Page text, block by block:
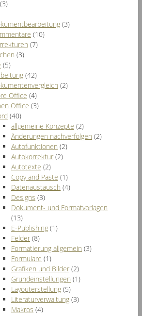
(3)
(3)
(10)
(7)
(3)
(5)
(42)
(2)
Office (4)
Office (3)
(40)
allgemeine Konzepte (2)
Änderungen nachverfolgen (2)
Autofunktionen (2)
Autokorrektur (2)
Autotexte (2)
Copy and Paste (1)
Datenaustausch (4)
Designs (3)
Dokument- und Formatvorlagen
(13)
E-Publishing (1)
Felder (8)
Formatierung allgemein (3)
Formulare (1)
Grafiken und Bilder (2)
Grundeinstellungen (1)
Layouterstellung (5)
Literaturverwaltung (3)
Makros (4)